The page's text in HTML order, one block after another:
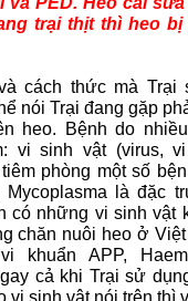
trại thịt thì heo bị
cách thức mà Trại
nói Trại đang gặp
heo. Bệnh do
vi sinh vật (virus,
phòng một số
là đặc
có những vi sinh vật
chăn nuôi heo ở
khuẩn APP,
cả khi Trại sử
vi sinh vật nói trên thì